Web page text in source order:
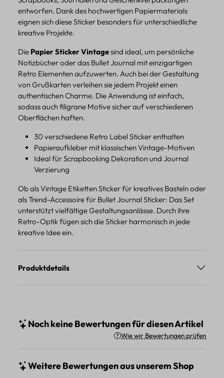
entworfen. Dank des hochwertigen Papiermaterials
eignen sich diese Sticker besonders für unterschiedliche
kreative Projekte.
Die Papier Sticker Vintagesind ideal, um persönliche
Notizbücher oder das Bullet Journal mit einzigartigen
Retro Elementen aufzuwerten. Auch bei der Gestaltung
von Grußkarten verleihen sie jedem Projekt einen
authentischen Charme. Die Anwendung ist einfach,
sodass auch filigrane Motive sicher auf verschiedenen
Oberflächen haften.
30 verschiedene Retro Label Sticker enthalten
Papieraufkleber mit klassischen Vintage-Motiven
Ideal für Scrapbooking Dekoration und Journal
Verzierung
Ob als Vintage Etiketten Sticker für kreatives Basteln oder
als Trend-Accessoire für Bullet Journal Sticker: Das Set
unterstützt vielfältige Gestaltungsanlässe. Durch ihre
Retro-Optik fügen sich die Sticker harmonisch in jede
kreative Idee ein.
Produktdetails
Noch keine Bewertungen für diesen Artikel
Wie wir Bewertungen prüfen
Weitere Bewertungen aus unserem Shop